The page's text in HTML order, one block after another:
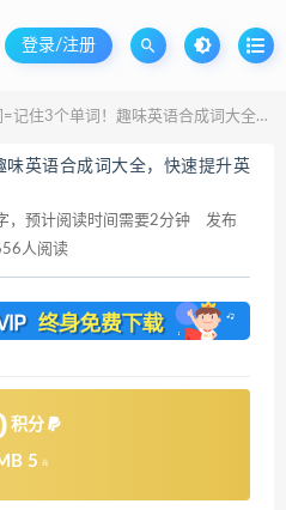
登录/注册
3个单词！趣味英语合成词大全，快速提升英语词汇量！
英语合成词大全，快速提升英
，预计阅读时间需要2分钟
发布
人阅读
积分
5 元